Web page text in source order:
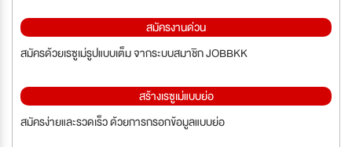
สมัครงานด่วน
สมัครด้วยเรซูเม่รูปแบบเต็ม จากระบบสมาชิก JOBBKK
สร้างเรซูเม่แบบย่อ
สมัครง่ายและรวดเร็ว ด้วยการกรอกข้อมูลแบบย่อ